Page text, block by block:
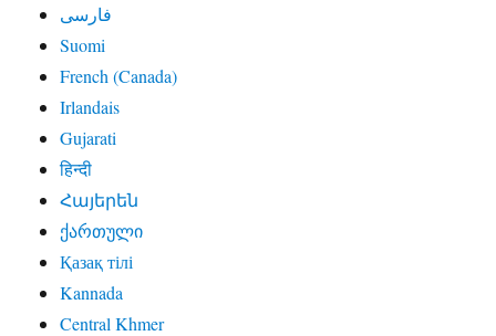
فارسی
Suomi
French (Canada)
Irlandais
Gujarati
हिन्दी
Հայերեն
ქართული
Қазақ тілі
Kannada
Central Khmer